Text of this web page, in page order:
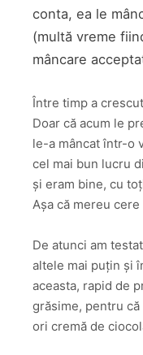
conta, ea le
(multă vreme
mâncare
Între timp a
Doar că acum le
le-a mâncat într-o
cel mai bun lucru
și eram bine, cu
Așa că mereu
De atunci am
altele mai puțin și
aceasta, rapid de
grăsime, pentru
ori cremă de